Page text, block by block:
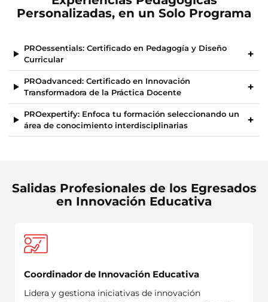
Personalizadas, en un Solo Programa
PROessentials: Certificado en Pedagogía y Diseño
Curricular
PROadvanced: Certificado en Innovación
Transformadora de la Práctica Docente
PROexpertify: Enfoca tu formación seleccionando un
área de conocimiento interdisciplinarias
Salidas Profesionales de los Egresados
en Innovación Educativa
Coordinador de Innovación Educativa
Lidera y gestiona iniciativas de innovación